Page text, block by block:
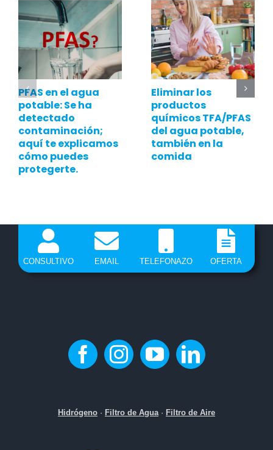
PFAS en el agua
potable: Se ha
detectado
contaminación;
aquí te explicamos
cómo puedes
protegerte.
Eliminar los
productos
químicos TFA/PFAS
del agua potable,
también en la
comida
CONSULTIVO EMAIL TELEFONAZO OFERTA
Hidrógeno · Filtro de Agua· Filtro de Aire